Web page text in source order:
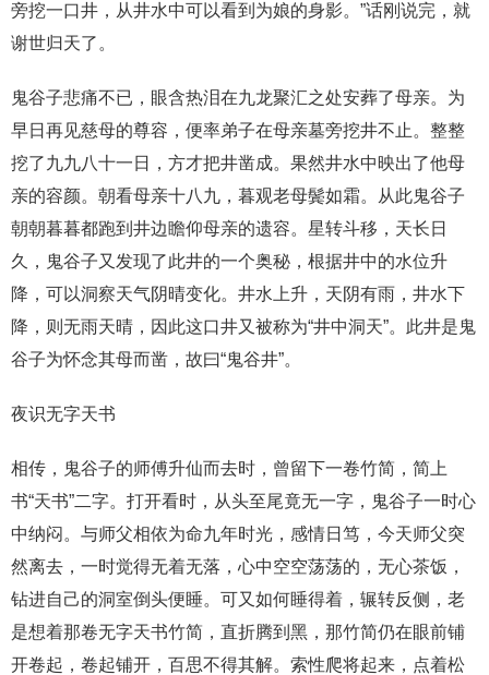
旁挖一口井，从井水中可以看到为娘的身影。”话刚说完，就
谢世归天了。
鬼谷子悲痛不已，眼含热泪在九龙聚汇之处安葬了母亲。为
早日再见慈母的尊容，便率弟子在母亲墓旁挖井不止。整整
挖了九九八十一日，方才把井凿成。果然井水中映出了他母
亲的容颜。朝看母亲十八九，暮观老母鬓如霜。从此鬼谷子
朝朝暮暮都跑到井边瞻仰母亲的遗容。星转斗移，天长日
久，鬼谷子又发现了此井的一个奥秘，根据井中的水位升
降，可以洞察天气阴晴变化。井水上升，天阴有雨，井水下
降，则无雨天晴，因此这口井又被称为“井中洞天”。此井是鬼
谷子为怀念其母而凿，故曰“鬼谷井”。
夜识无字天书
相传，鬼谷子的师傅升仙而去时，曾留下一卷竹简，简上
书“天书”二字。打开看时，从头至尾竟无一字，鬼谷子一时心
中纳闷。与师父相依为命九年时光，感情日笃，今天师父突
然离去，一时觉得无着无落，心中空空荡荡的，无心茶饭，
钻进自己的洞室倒头便睡。可又如何睡得着，辗转反侧，老
是想着那卷无字天书竹简，直折腾到黑，那竹简仍在眼前铺
开卷起，卷起铺开，百思不得其解。索性爬将起来，点着松